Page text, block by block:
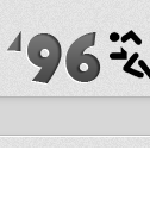
ASC '96